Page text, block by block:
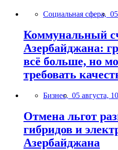
Социальная сфера,
Коммунальный
Азербайджана:
всё больше, но
требовать
Бизнес, 05 августа,
Отмена льгот
гибридов и
Азербайджана